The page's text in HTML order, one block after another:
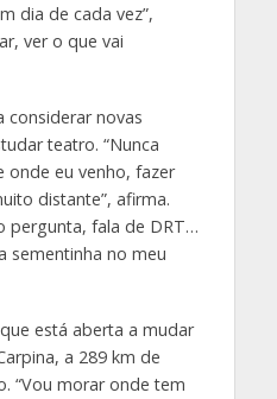
dia de cada vez”,
ver o que vai
considerar novas
teatro. “Nunca
onde eu venho, fazer
distante”, afirma.
pergunta, fala de DRT…
sementinha no meu
está aberta a mudar
a 289 km de
“Vou morar onde tem